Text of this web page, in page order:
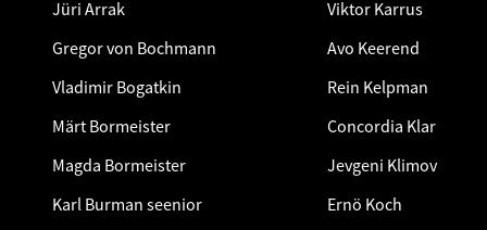
Jüri Arrak
Gregor von Bochmann
Vladimir Bogatkin
Märt Bormeister
Magda Bormeister
Karl Burman seenior
Viktor Karrus
Avo Keerend
Rein Kelpman
Concordia Klar
Jevgeni Klimov
Ernö Koch